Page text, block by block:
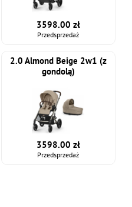
3598.00 zł
Przedsprzedaż
2.0 Almond Beige 2w1 (z
gondolą)
3598.00 zł
Przedsprzedaż